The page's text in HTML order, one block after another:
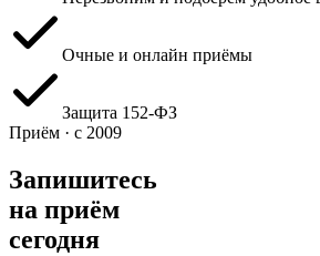
Очные и онлайн приёмы
Защита 152‑ФЗ
Приём · с 2009
Запишитесь
на приём
сегодня